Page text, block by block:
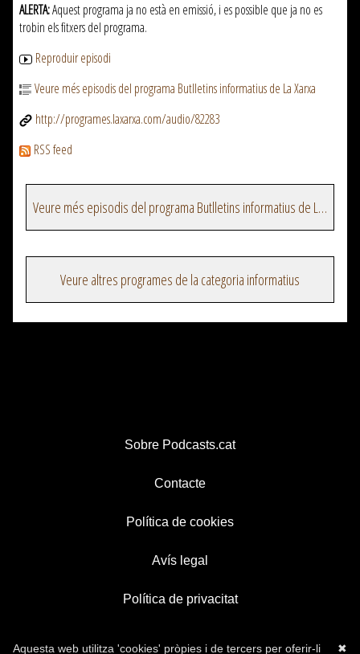
ALERTA:Aquest programa ja no està en emissió, i es possible que ja no es
trobin els fitxers del programa.
Reproduir episodi
Veure més episodis del programa Butlletins informatius de La Xarxa
http://programes.laxarxa.com/audio/82283
RSS feed
Veure més episodis del programa Butlletins informatius de La Xarxa
Veure altres programes de la categoria informatius
Sobre Podcasts.cat
Contacte
Política de cookies
Avís legal
Política de privacitat
✖
Aquesta web utilitza 'cookies' pròpies i de tercers per oferir-li